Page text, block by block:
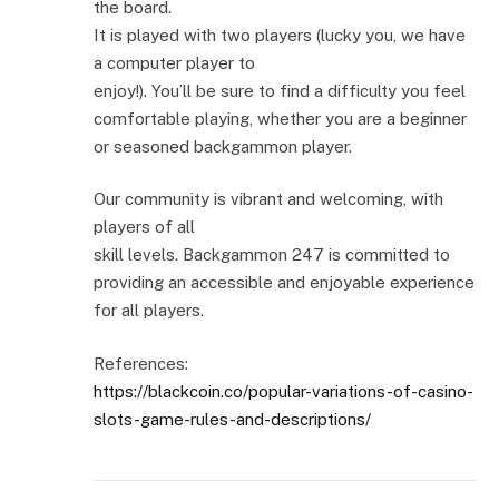
the board.
It is played with two players (lucky you, we have
a computer player to
enjoy!). You’ll be sure to find a difficulty you feel
comfortable playing, whether you are a beginner
or seasoned backgammon player.
Our community is vibrant and welcoming, with
players of all
skill levels. Backgammon 247 is committed to
providing an accessible and enjoyable experience
for all players.
References:
https://blackcoin.co/popular-variations-of-casino-
slots-game-rules-and-descriptions/